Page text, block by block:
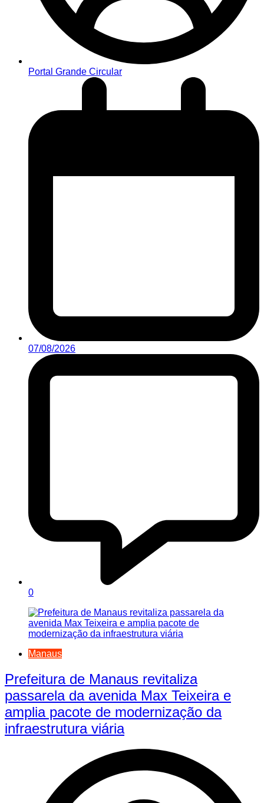
Portal Grande Circular
07/08/2026
0
Manaus
Prefeitura de Manaus revitaliza
passarela da avenida Max Teixeira e
amplia pacote de modernização da
infraestrutura viária